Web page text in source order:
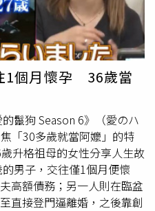
1個月懷孕 36歲當
鬣狗 Season 6》（愛のハ
「30多歲就當阿嬤」的特
升格祖母的女性分享人生故
男子，交往僅1個月便懷
高額債務；另一人則在臨盆
直接登門逼離婚，之後靠創